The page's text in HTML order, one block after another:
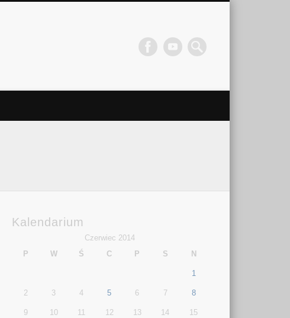
Kalendarium
Czerwiec 2014
P
W Ś C P S N
1
2 3 4 5 6 7 8
9 10 11 12 13 14 15